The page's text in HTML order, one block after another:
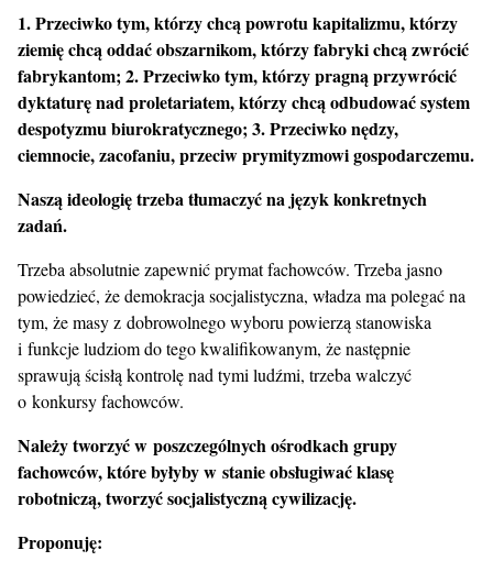
1. Przeciwko tym, którzy chcą powrotu kapitalizmu, którzy
ziemię chcą oddać obszarnikom, którzy fabryki chcą zwrócić
fabrykantom;2. Przeciwko tym, którzy pragną przywrócić
dyktaturę nad proletariatem, którzy chcą odbudować system
despotyzmu biurokratycznego;3. Przeciwko nędzy,
ciemnocie, zacofaniu, przeciw prymityzmowi gospodarczemu.
Naszą ideologię trzeba tłumaczyć na język konkretnych
zadań.
Trzeba absolutnie zapewnić prymat fachowców. Trzeba jasno
powiedzieć, że demokracja socjalistyczna, władza ma polegać na
tym, że masy z dobrowolnego wyboru powierzą stanowiska
i funkcje ludziom do tego kwalifikowanym, że następnie
sprawują ścisłą kontrolę nad tymi ludźmi, trzeba walczyć
o konkursy fachowców.
Należy tworzyć w poszczególnych ośrodkach grupy
fachowców, które byłyby w stanie obsługiwać klasę
robotniczą, tworzyć socjalistyczną cywilizację.
Proponuję: